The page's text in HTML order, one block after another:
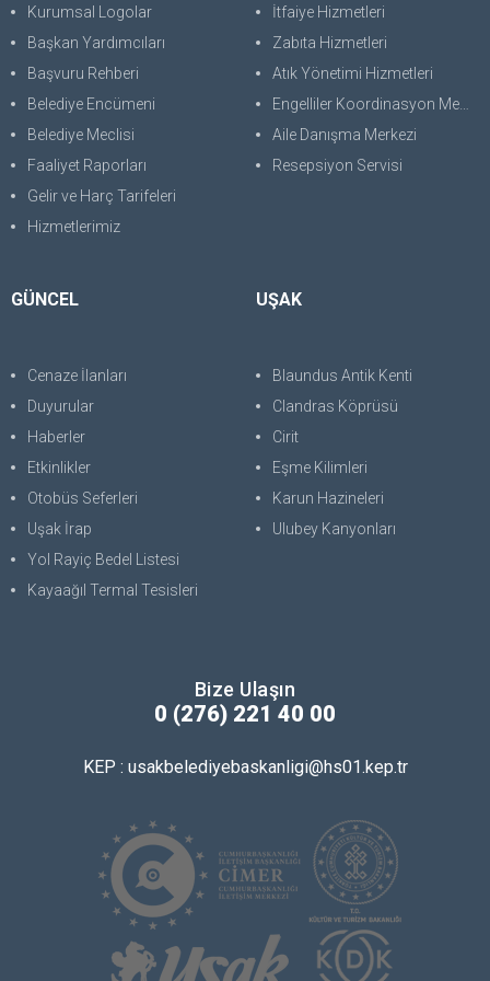
Kurumsal Logolar
Başkan Yardımcıları
Başvuru Rehberi
Belediye Encümeni
Belediye Meclisi
Faaliyet Raporları
Gelir ve Harç Tarifeleri
Hizmetlerimiz
İtfaiye Hizmetleri
Zabıta Hizmetleri
Atık Yönetimi Hizmetleri
Engelliler Koordinasyon Merkezi
Aile Danışma Merkezi
Resepsiyon Servisi
GÜNCEL
Cenaze İlanları
Duyurular
Haberler
Etkinlikler
Otobüs Seferleri
Uşak İrap
Yol Rayiç Bedel Listesi
Kayaağıl Termal Tesisleri
UŞAK
Blaundus Antik Kenti
Clandras Köprüsü
Cirit
Eşme Kilimleri
Karun Hazineleri
Ulubey Kanyonları
Bize Ulaşın
0 (276) 221 40 00
KEP : usakbelediyebaskanligi@hs01.kep.tr